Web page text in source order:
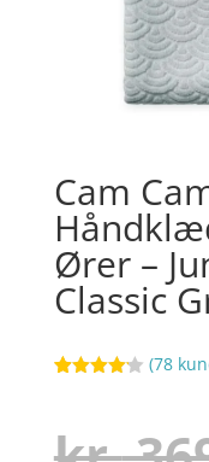
Cam
Ører –
Classic
baseret
på
(78